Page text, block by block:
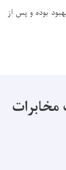
بوده و پس از
مخابرات